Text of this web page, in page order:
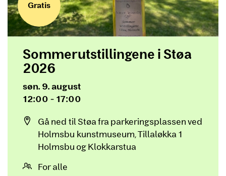
Gratis
Sommerutstillingene i Støa
2026
søn. 9. august
12:00 - 17:00
Gå ned til Støa fra parkeringsplassen ved
Holmsbu kunstmuseum, Tillaløkka 1
Holmsbu og Klokkarstua
For alle